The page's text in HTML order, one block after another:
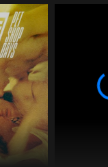
殘留的記